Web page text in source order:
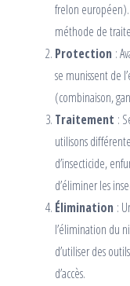
frelon
méthode de
Protection :
se munissent de
(combinaison,
Traitement :
utilisons
d’insecticide,
d’éliminer les
Élimination :
l’élimination du
d’utiliser des
d’accès.